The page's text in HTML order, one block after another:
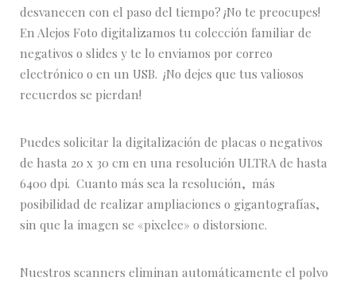
desvanecen con el paso del tiempo? ¡No te preocupes!
En Alejos Foto digitalizamos tu colección familiar de
negativos o slides y te lo enviamos por correo
electrónico o en un USB. ¡No dejes que tus valiosos
recuerdos se pierdan!
Puedes solicitar la digitalización de placas o negativos
de hasta 20 x 30 cm en una resolución ULTRA de hasta
6400 dpi. Cuanto más sea la resolución, más
posibilidad de realizar ampliaciones o gigantografías,
sin que la imagen se «pixelee» o distorsione.
Nuestros scanners eliminan automáticamente el polvo